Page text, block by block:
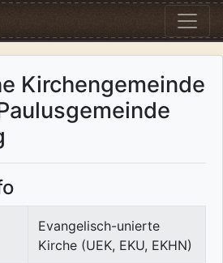
Kirchengemeinde
Evangelisch-unierte
Kirche (UEK, EKU, EKHN)